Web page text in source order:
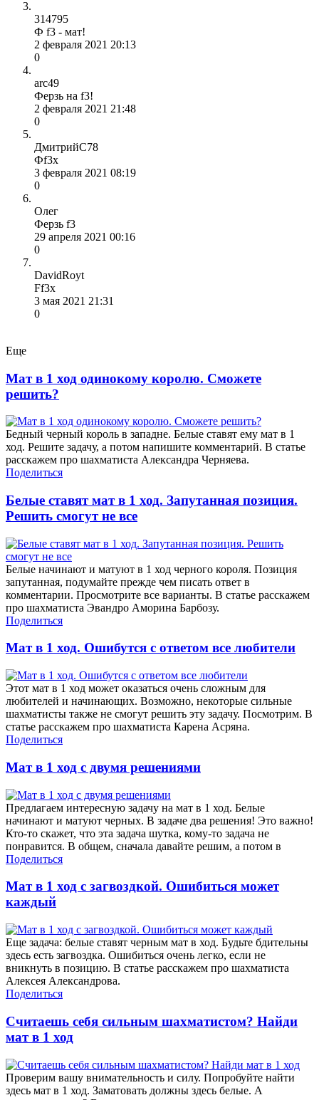
314795
Ф f3 - мат!
2 февраля 2021 20:13
0
arc49
Ферзь на f3!
2 февраля 2021 21:48
0
ДмитрийС78
Фf3x
3 февраля 2021 08:19
0
Олег
Ферзь f3
29 апреля 2021 00:16
0
DavidRoyt
Ff3x
3 мая 2021 21:31
0
Еще
Мат в 1 ход одинокому королю. Сможете
решить?
Бедный черный король в западне. Белые ставят ему мат в 1
ход. Решите задачу, а потом напишите комментарий. В статье
расскажем про шахматиста Александра Черняева.
Поделиться
Белые ставят мат в 1 ход. Запутанная позиция.
Решить смогут не все
Белые начинают и матуют в 1 ход черного короля. Позиция
запутанная, подумайте прежде чем писать ответ в
комментарии. Просмотрите все варианты. В статье расскажем
про шахматиста Эвандро Аморина Барбозу.
Поделиться
Мат в 1 ход. Ошибутся с ответом все любители
Этот мат в 1 ход может оказаться очень сложным для
любителей и начинающих. Возможно, некоторые сильные
шахматисты также не смогут решить эту задачу. Посмотрим. В
статье расскажем про шахматиста Карена Асряна.
Поделиться
Мат в 1 ход с двумя решениями
Предлагаем интересную задачу на мат в 1 ход. Белые
начинают и матуют черных. В задаче два решения! Это важно!
Кто-то скажет, что эта задача шутка, кому-то задача не
понравится. В общем, сначала давайте решим, а потом в
Поделиться
Мат в 1 ход с загвоздкой. Ошибиться может
каждый
Еще задача: белые ставят черным мат в ход. Будьте бдительны
здесь есть загвоздка. Ошибиться очень легко, если не
вникнуть в позицию. В статье расскажем про шахматиста
Алексея Александрова.
Поделиться
Считаешь себя сильным шахматистом? Найди
мат в 1 ход
Проверим вашу внимательность и силу. Попробуйте найти
здесь мат в 1 ход. Заматовать должны здесь белые. А